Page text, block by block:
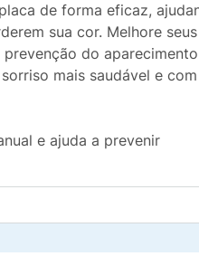
de forma eficaz,
sua cor. Melhore
do
mais saudável e
e ajuda a prevenir
em cada dente efetuando